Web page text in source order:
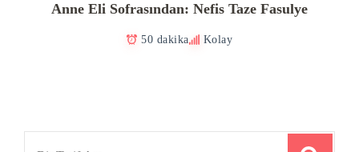
Anne Eli Sofrasından: Nefis Taze Fasulye
50 dakika Kolay